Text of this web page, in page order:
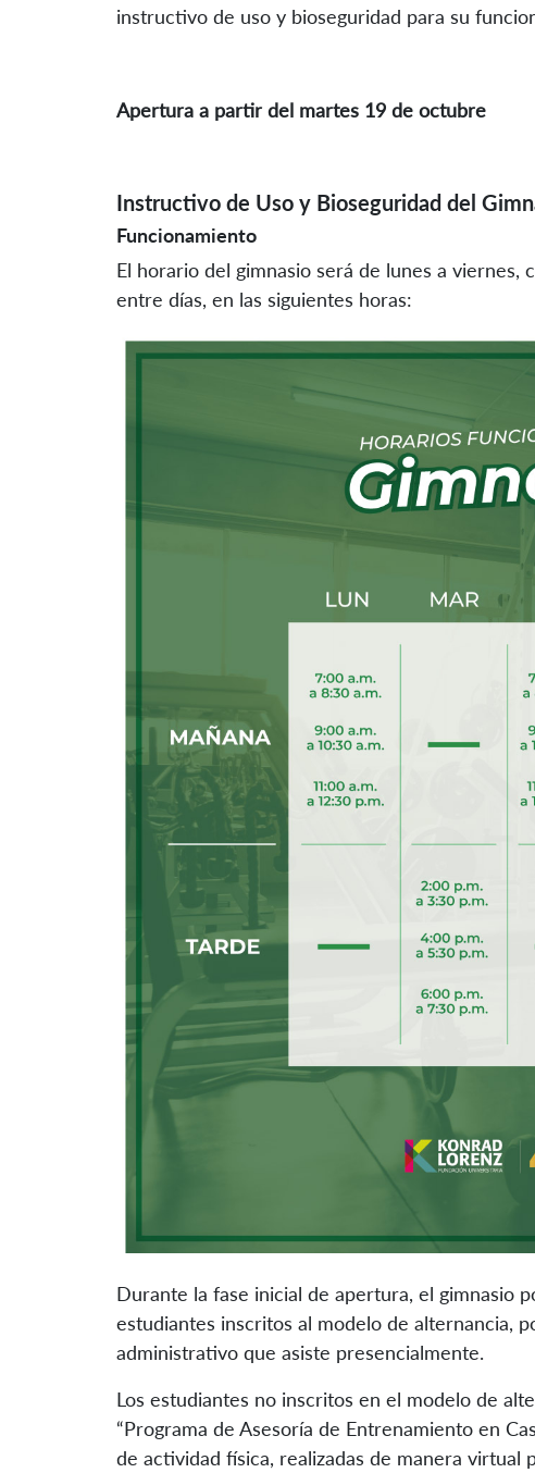
instructivo de uso y bioseguridad para su
Apertura a partir del martes 19 de octubre
Instructivo de Uso y Bioseguridad del
Funcionamiento
El horario del gimnasio será de lunes a viernes,
entre días, en las siguientes horas:
Durante la fase inicial de apertura, el gimnasio
estudiantes inscritos al modelo de alternancia,
administrativo que asiste presencialmente.
Los estudiantes no inscritos en el modelo de
“Programa de Asesoría de Entrenamiento en
de actividad física, realizadas de manera virtual